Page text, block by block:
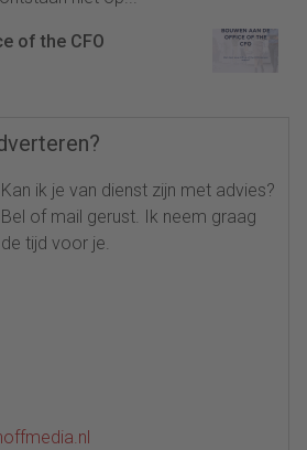
of the CFO
Kan ik je van dienst zijn met advies?
Bel of mail gerust. Ik neem graag
de tijd voor je.